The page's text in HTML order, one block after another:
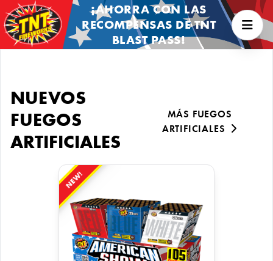
¡AHORRA CON LAS
RECOMPENSAS DE TNT
BLAST PASS!
NUEVOS
FUEGOS
ARTIFICIALES
MÁS FUEGOS
ARTIFICIALES
NEW!